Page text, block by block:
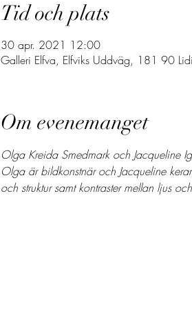
Tid och plats
30 apr. 2021 12:00
Galleri Elfva, Elfviks Uddväg, 181 90
Om evenemanget
Olga Kreida Smedmark och Jacqueline
Olga är bildkonstnär och Jacqueline
och struktur samt kontraster mellan ljus